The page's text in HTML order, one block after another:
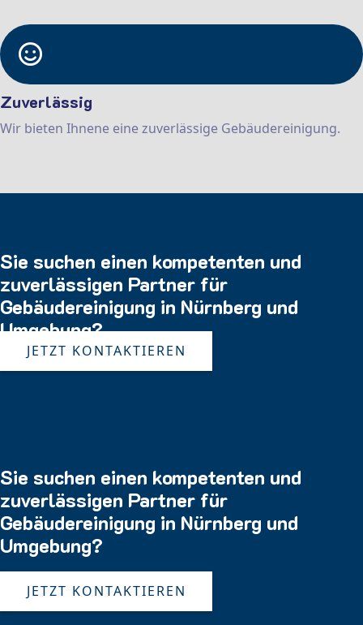
Zuverlässig
Wir bieten Ihnene eine zuverlässige Gebäudereinigung.
Sie suchen einen kompetenten und
zuverlässigen Partner für
Gebäudereinigung in Nürnberg und
Umgebung?
JETZT KONTAKTIEREN
Sie suchen einen kompetenten und
zuverlässigen Partner für
Gebäudereinigung in Nürnberg und
Umgebung?
JETZT KONTAKTIEREN